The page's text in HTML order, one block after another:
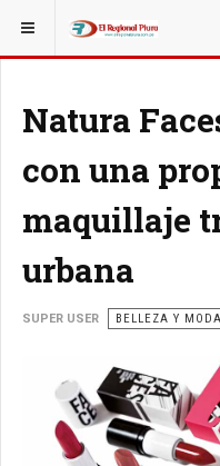
ESTÁ AQUÍ: MISCELANEAS
Natura
con una
maquillaje
urbana
SUPER USER BELLEZA Y MODA